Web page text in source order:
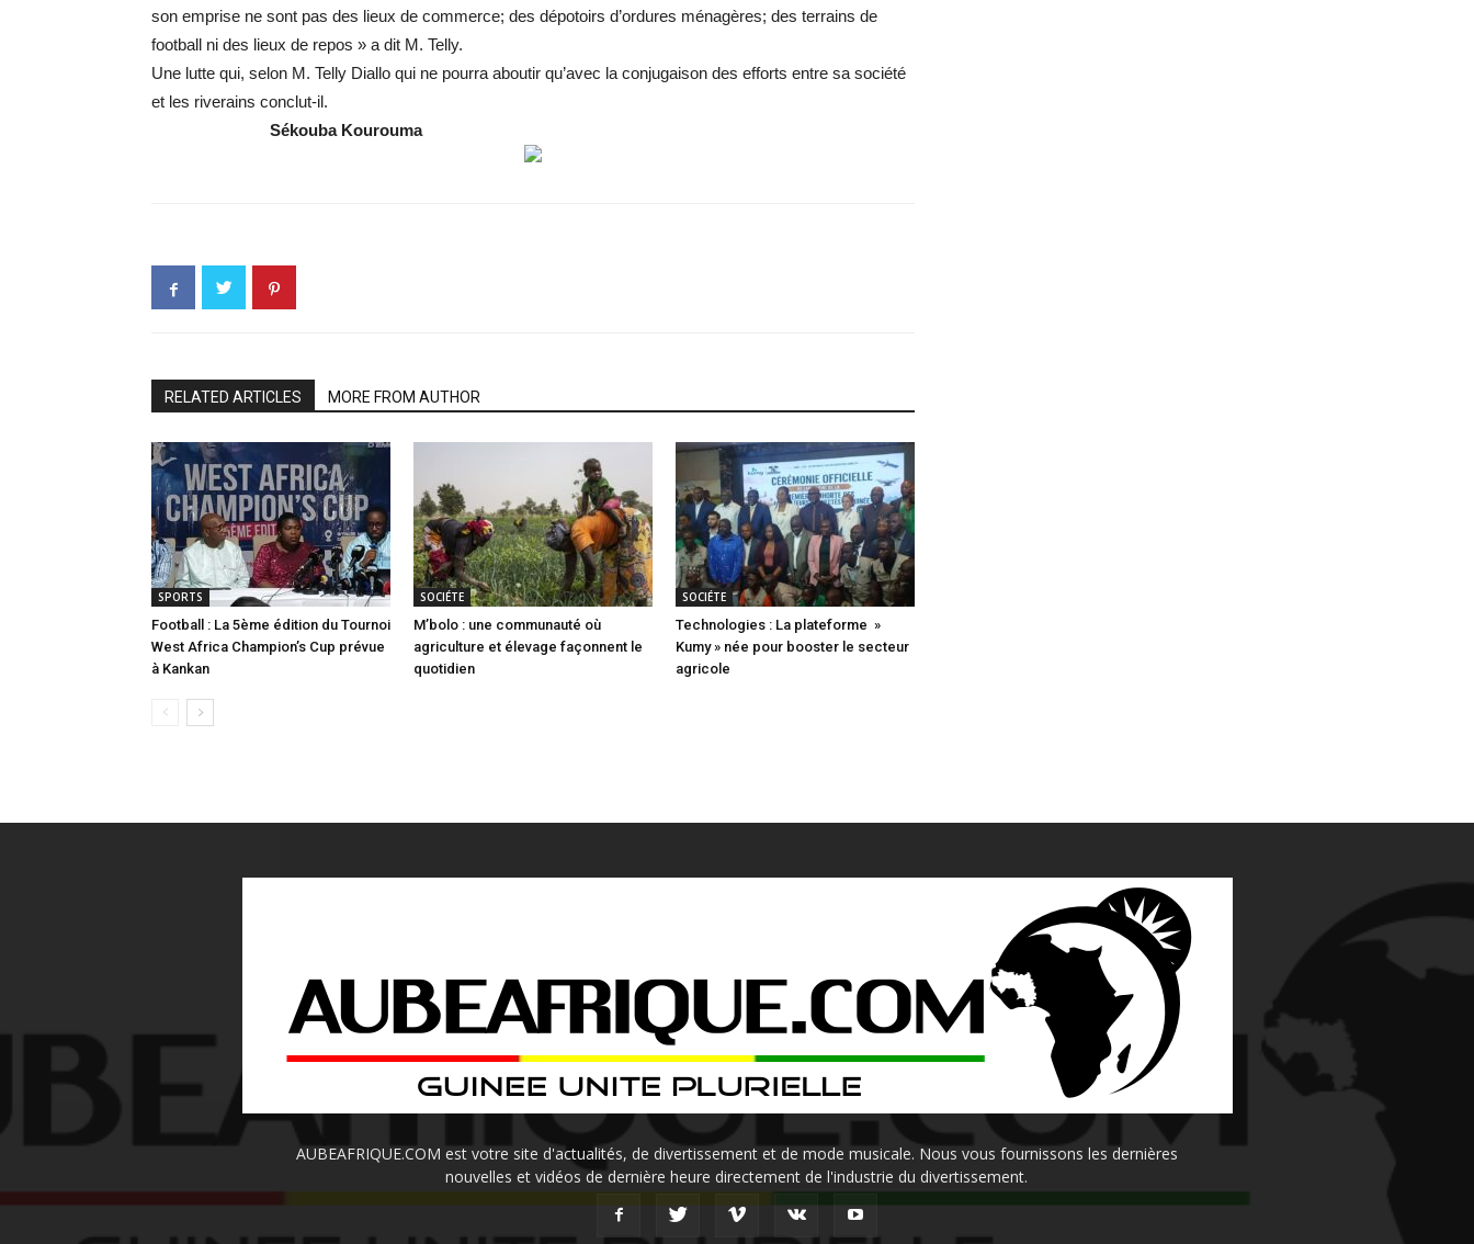
son emprise ne sont pas des lieux de commerce; des dépotoirs d’ordures ménagères; des terrains de
football ni des lieux de repos » a dit M. Telly.
Une lutte qui, selon M. Telly Diallo qui ne pourra aboutir qu’avec la conjugaison des efforts entre sa société
et les riverains conclut-il.
Sékouba Kourouma
RELATED ARTICLES MORE FROM AUTHOR
SPORTS
Football : La 5ème édition du Tournoi
West Africa Champion’s Cup prévue
à Kankan
SOCIÉTE
M’bolo : une communauté où
agriculture et élevage façonnent le
quotidien
SOCIÉTE
Technologies : La plateforme »
Kumy » née pour booster le secteur
agricole
AUBEAFRIQUE.COM est votre site d'actualités, de divertissement et de mode musicale. Nous vous fournissons les dernières
nouvelles et vidéos de dernière heure directement de l'industrie du divertissement.